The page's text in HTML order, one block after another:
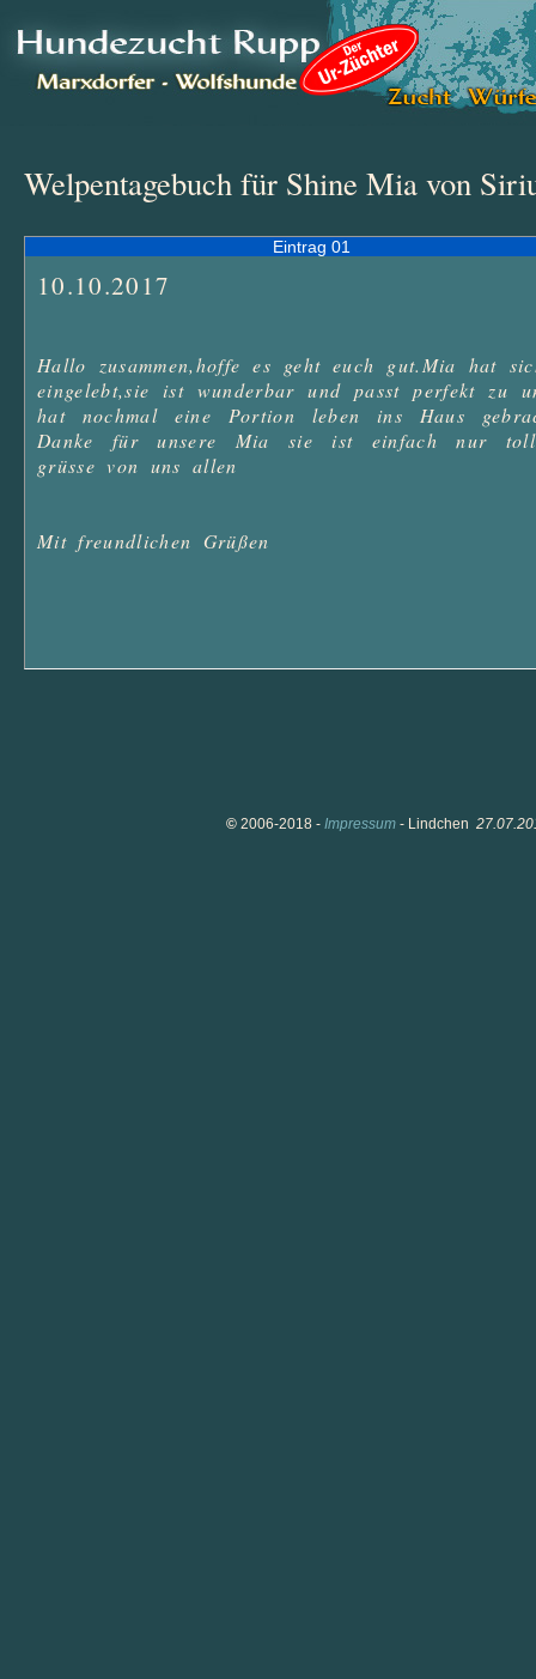
Welpentagebuch für Shine Mia von
Eintrag 01
10.10.2017
Hallo zusammen,hoffe es geht euch gut.Mia hat
eingelebt,sie ist wunderbar und passt perfekt zu
hat nochmal eine Portion leben ins Haus
Danke für unsere Mia sie ist einfach nur
grüsse von uns allen
Mit freundlichen Grüßen
© 2006-2018 - Impressum - Lindchen